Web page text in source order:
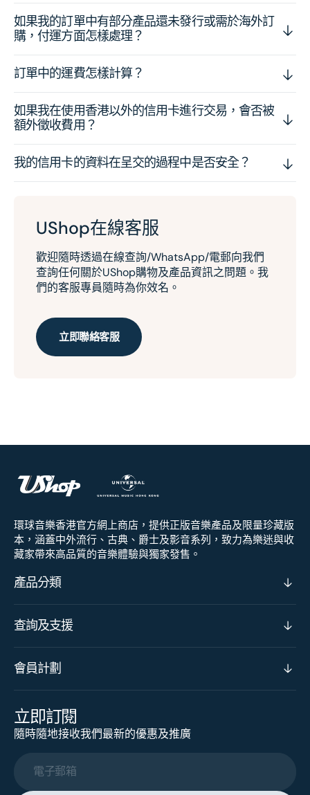
如果我的訂單中有部分產品還未發行或需於海外訂
購，付運方面怎樣處理？
訂單中的運費怎樣計算？
如果我在使用香港以外的信用卡進行交易，會否被
額外徵收費用？
我的信用卡的資料在呈交的過程中是否安全？
UShop在線客服
歡迎隨時透過在線查詢/WhatsApp/電郵向我們
查詢任何關於UShop購物及產品資訊之問題。我
們的客服專員隨時為你效名。
立即聯絡客服
環球音樂香港官方網上商店，提供正版音樂產品及限量珍藏版
本，涵蓋中外流行、古典、爵士及影音系列，致力為樂迷與收
藏家帶來高品質的音樂體驗與獨家發售。
產品分類
查詢及支援
會員計劃
立即訂閱
隨時隨地接收我們最新的優惠及推廣
電子郵箱